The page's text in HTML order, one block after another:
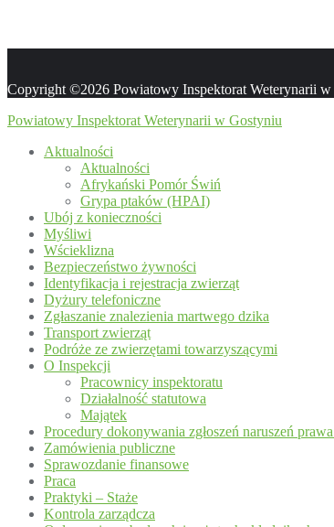
Copyright ©2026 Powiatowy Inspektorat Weterynarii w
Powiatowy Inspektorat Weterynarii w Gostyniu
Aktualności
Aktualności
Afrykański Pomór Świń
Grypa ptaków (HPAI)
Ubój z konieczności
Myśliwi
Wścieklizna
Bezpieczeństwo żywności
Identyfikacja i rejestracja zwierząt
Dyżury telefoniczne
Zgłaszanie znalezienia martwego dzika
Transport zwierząt
Podróże ze zwierzętami towarzyszącymi
O Inspekcji
Pracownicy inspektoratu
Działalność statutowa
Majątek
Procedury dokonywania zgłoszeń naruszeń
Zamówienia publiczne
Sprawozdanie finansowe
Praca
Praktyki – Staże
Kontrola zarządcza